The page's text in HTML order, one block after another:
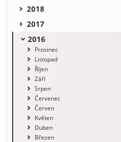
2018
2017
2016
Prosinec
Listopad
Říjen
Září
Srpen
Červenec
Červen
Květen
Duben
Březen